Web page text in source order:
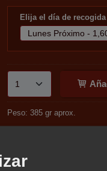
Elija el día de recogida
Peso: 385 gr aprox.